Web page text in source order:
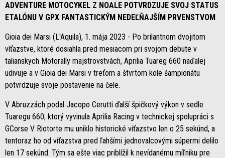
ADVENTURE MOTOCYKEL Z NOALE POTVRDZUJE SVOJ STATUS
ETALÓNU V GPX FANTASTICKÝM NEDEĽŇAJŠÍM PRVENSTVOM
Gioia dei Marsi (L'Aquila), 1. mája 2023 - Po brilantnom dvojitom
víťazstve, ktoré dosiahla pred mesiacom pri svojom debute v
talianskych Motorally majstrovstvách, Aprilia Tuareg 660 naďalej
udivuje a v Gioia dei Marsi v treťom a štvrtom kole šampionátu
potvrdzuje svoje postavenie na čele.
V Abruzzách podal Jacopo Cerutti ďalší špičkový výkon v sedle
Tuaregu 660, ktorý vyvinula Aprilia Racing v technickej spolupráci s
GCorse V Riotorte mu uniklo historické víťazstvo len o 25 sekúnd, a
tentoraz ho od víťazstva pred ľahšími jednovalcovými súpermi delilo
len 17 sekúnd. Tým sa ešte viac priblížil k nevídanému míľniku pre